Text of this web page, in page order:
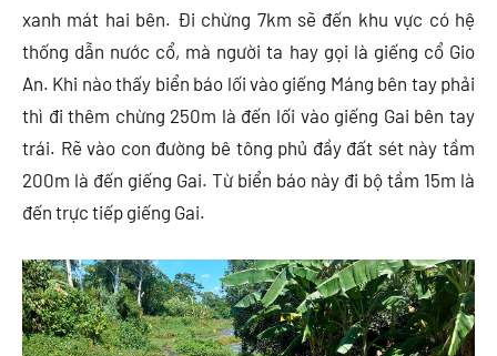
xanh mát hai bên. Đi chừng 7km sẽ đến khu vực có hệ
thống dẫn nước cổ, mà người ta hay gọi là giếng cổ Gio
An. Khi nào thấy biển báo lối vào giếng Máng bên tay phải
thì đi thêm chừng 250m là đến lối vào giếng Gai bên tay
trái. Rẽ vào con đường bê tông phủ đầy đất sét này tầm
200m là đến giếng Gai. Từ biển báo này đi bộ tầm 15m là
đến trực tiếp giếng Gai.